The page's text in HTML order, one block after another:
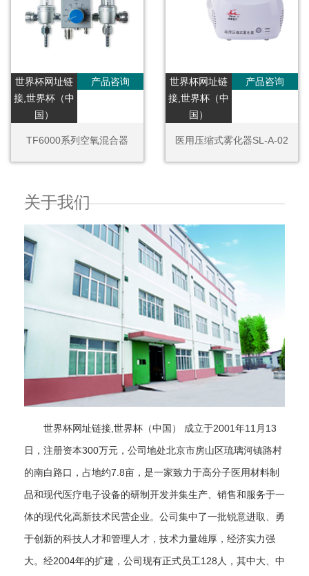
世界杯网址链
接,世界杯（中
国）
产品咨询
TF6000系列空氧混合器
世界杯网址链
接,世界杯（中
国）
产品咨询
医用压缩式雾化器SL-A-02
关于我们
世界杯网址链接,世界杯（中国） 成立于2001年11月13
日，注册资本300万元，公司地处北京市房山区琉璃河镇路村
的南白路口，占地约7.8亩，是一家致力于高分子医用材料制
品和现代医疗电子设备的研制开发并集生产、销售和服务于一
体的现代化高新技术民营企业。公司集中了一批锐意进取、勇
于创新的科技人才和管理人才，技术力量雄厚，经济实力强
大。经2004年的扩建，公司现有正式员工128人，其中大、中